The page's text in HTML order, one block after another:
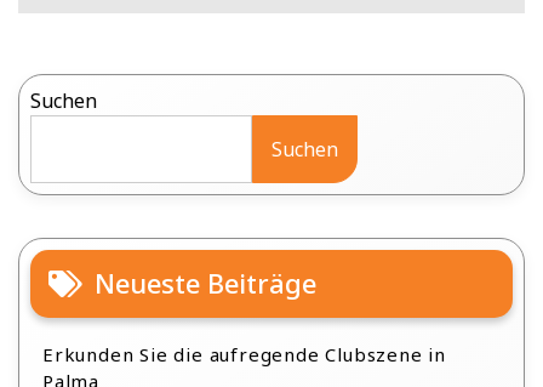
Suchen
Suchen
Neueste Beiträge
Erkunden Sie die aufregende Clubszene in
Palma